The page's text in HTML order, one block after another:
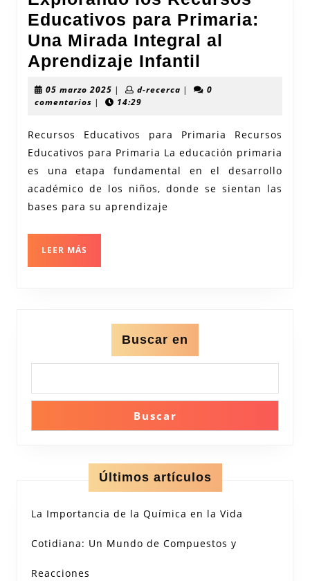
Educativos para Primaria:
Una Mirada Integral al
Aprendizaje Infantil
para
Primaria:
Una
05 marzo 2025 05
marzo
| d-recercad-|
0
comentarios | 14:29
Recursos Educativos para Primaria Recursos
Educativos para Primaria La educación primaria
es una etapa fundamental en el desarrollo
académico de los niños, donde se sientan las
bases para su aprendizaje
LEER MÁS
Buscar en
Buscar
Últimos artículos
La Importancia de la Química en la Vida
Cotidiana: Un Mundo de Compuestos y
Reacciones